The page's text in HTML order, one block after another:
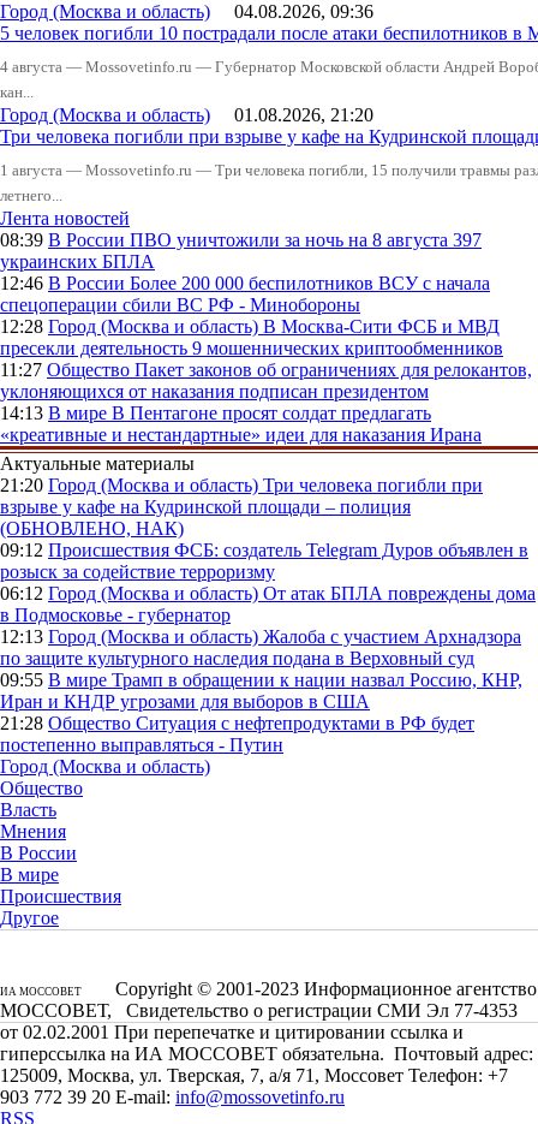
Город (Москва и область) 04.08.2026, 09:36
5 человек погибли 10 пострадали после атаки беспилотников в
4 августа — Mossovetinfo.ru — Губернатор Московской области Андрей
кан...
Город (Москва и область) 01.08.2026, 21:20
Три человека погибли при взрыве у кафе на Кудринской
1 августа — Mossovetinfo.ru — Три человека погибли, 15 получили травмы
летнего...
Лента новостей
08:39 В России ПВО уничтожили за ночь на 8 августа 397
украинских БПЛА
12:46 В России Более 200 000 беспилотников ВСУ с начала
спецоперации сбили ВС РФ - Минобороны
12:28 Город (Москва и область) В Москва-Сити ФСБ и МВД
пресекли деятельность 9 мошеннических криптообменников
11:27 Общество Пакет законов об ограничениях для релокантов,
уклоняющихся от наказания подписан президентом
14:13 В мире В Пентагоне просят солдат предлагать
«креативные и нестандартные» идеи для наказания Ирана
Актуальные материалы
21:20 Город (Москва и область) Три человека погибли при
взрыве у кафе на Кудринской площади – полиция
(ОБНОВЛЕНО, НАК)
09:12 Происшествия ФСБ: создатель Telegram Дуров объявлен в
розыск за содействие терроризму
06:12 Город (Москва и область) От атак БПЛА повреждены дома
в Подмосковье - губернатор
12:13 Город (Москва и область) Жалоба с участием Архнадзора
по защите культурного наследия подана в Верховный суд
09:55 В мире Трамп в обращении к нации назвал Россию, КНР,
Иран и КНДР угрозами для выборов в США
21:28 Общество Ситуация с нефтепродуктами в РФ будет
постепенно выправляться - Путин
Город (Москва и область)
Общество
Власть
Мнения
В России
В мире
Происшествия
Другое
ИА МОССОВЕТ
Copyright © 2001-2023 Информационное агентство
МОССОВЕТ, Свидетельство о регистрации СМИ Эл 77-4353
от 02.02.2001 При перепечатке и цитировании ссылка и
гиперссылка на ИА МОССОВЕТ обязательна. Почтовый адрес:
125009, Москва, ул. Тверская, 7, а/я 71, Моссовет Телефон: +7
903 772 39 20 E-mail: info@mossovetinfo.ru
RSS